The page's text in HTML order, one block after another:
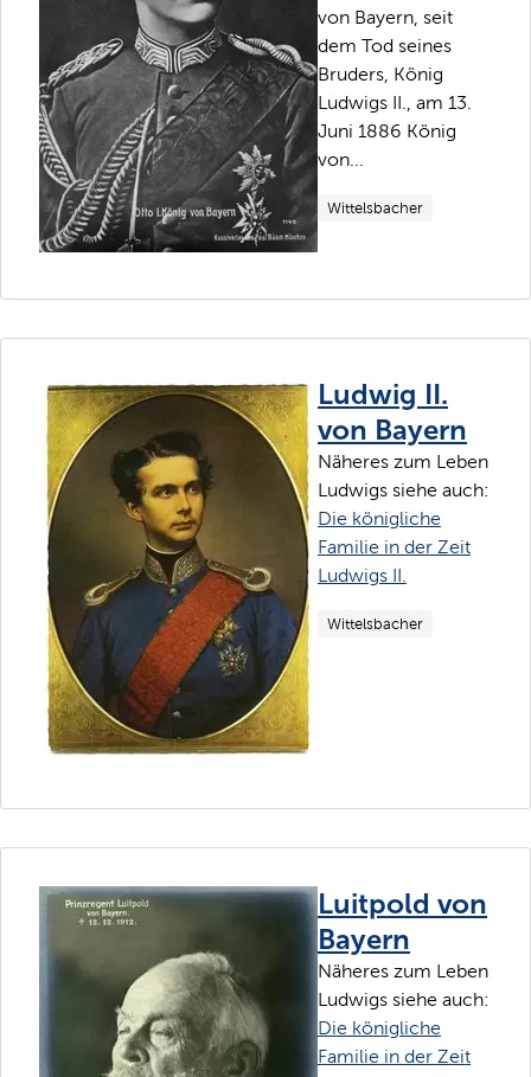
von Bayern, seit
dem Tod seines
Bruders, König
Ludwigs II., am 13.
Juni 1886 König
von...
Wittelsbacher
Ludwig II.
von Bayern
Näheres zum Leben
Ludwigs siehe auch:
Die königliche
Familie in der Zeit
Ludwigs II.
Wittelsbacher
Luitpold von
Bayern
Näheres zum Leben
Ludwigs siehe auch:
Die königliche
Familie in der Zeit